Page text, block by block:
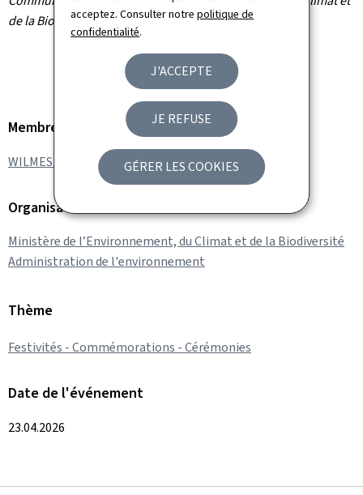
acceptez. Consulter notrepolitique de
confidentialité.
J'ACCEPTE
JE REFUSE
GÉRER LES COOKIES
de la Biodiversité
Membre du gouvernement
WILMES Serge
Organisation
Ministère de l’Environnement, du Climat et de la Biodiversité
Administration de l'environnement
Thème
Festivités - Commémorations - Cérémonies
Date de l'événement
23.04.2026